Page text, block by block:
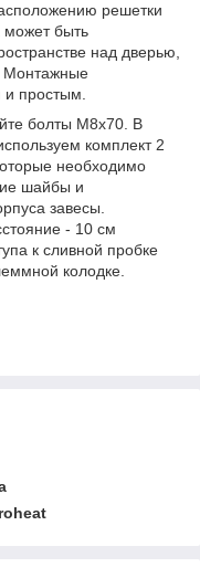
решетки
может быть
над дверью,
Монтажные
простым.
болты M8x70. В
комплект 2
необходимо
шайбы и
завесы.
- 10 см
к сливной пробке
колодке.